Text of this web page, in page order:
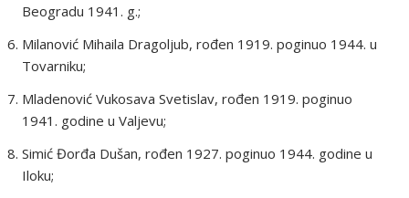
Beogradu 1941. g.;
Milanović Mihaila Dragoljub, rođen 1919. poginuo 1944. u
Tovarniku;
Mladenović Vukosava Svetislav, rođen 1919. poginuo
1941. godine u Valjevu;
Simić Đorđa Dušan, rođen 1927. poginuo 1944. godine u
Iloku;